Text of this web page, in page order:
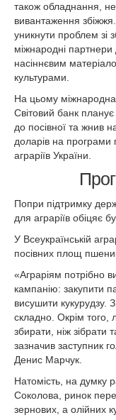
також обладнання,
вивантаження
уникнути проблем зі
міжнародні
насіннєвим
культурами.
На цьому міжнародна
Світовий банк планує
до посівної та жнив
доларів на програми
аграріїв України.
Попри підтримку
для аграріїв обіцяє
У Всеукраїнській
посівних площ
«Аграріям потрібно
кампанію: закупити
висушити кукурудзу.
складно. Окрім того,
збирати, ніж зібрати
зазначив заступник
Денис Марчук.
Натомість, на думку
Соколова, ринок
зернових, а олійних